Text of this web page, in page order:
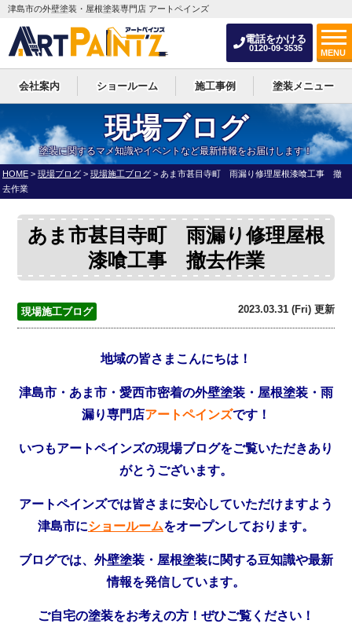
電話をかける
0120-09-3535
MENU
津島市の外壁塗装・屋根塗装専門店 アートペインズ
会社案内 ショールーム 施工事例 塗装メニュー
現場ブログ
塗装に関するマメ知識やイベントなど最新情報をお届けします！
HOME > 現場ブログ > 現場施工ブログ > あま市甚目寺町 雨漏り修理屋根漆喰工事 撤
去作業
あま市甚目寺町 雨漏り修理屋根
漆喰工事 撤去作業
現場施工ブログ 2023.03.31 (Fri) 更新
地域の皆さまこんにちは！
津島市・あま市・愛西市密着の外壁塗装・屋根塗装・雨
漏り専門店アートペインズです！
いつもアートペインズの現場ブログをご覧いただきあり
がとうございます。
アートペインズでは皆さまに安心していただけますよう
津島市にショールームをオープンしております。
ブログでは、外壁塗装・屋根塗装に関する豆知識や最新
情報を発信しています。
ご自宅の塗装をお考えの方！ぜひご覧ください！